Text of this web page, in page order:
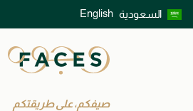
السعودية English
اكتشفوا خدمات الجمال المختارة بعناية
صيفكم، على طريقتكم